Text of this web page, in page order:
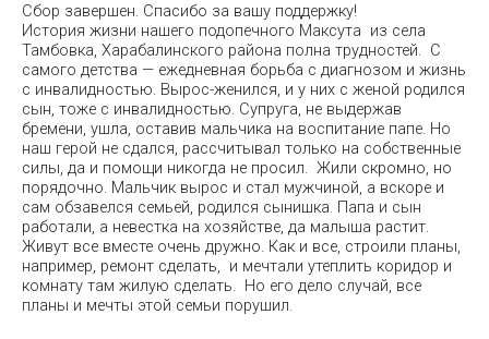
Сбор завершен. Спасибо за вашу поддержку!
История жизни нашего подопечного Максута из села
Тамбовка, Харабалинского района полна трудностей. С
самого детства — ежедневная борьба с диагнозом и жизнь
с инвалидностью. Вырос-женился, и у них с женой родился
сын, тоже с инвалидностью. Супруга, не выдержав
бремени, ушла, оставив мальчика на воспитание папе. Но
наш герой не сдался, рассчитывал только на собственные
силы, да и помощи никогда не просил. Жили скромно, но
порядочно. Мальчик вырос и стал мужчиной, а вскоре и
сам обзавелся семьей, родился сынишка. Папа и сын
работали, а невестка на хозяйстве, да малыша растит.
Живут все вместе очень дружно. Как и все, строили планы,
например, ремонт сделать, и мечтали утеплить коридор и
комнату там жилую сделать. Но его дело случай, все
планы и мечты этой семьи порушил.